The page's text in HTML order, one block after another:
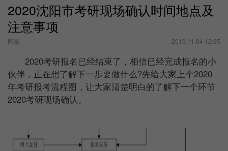
2020沈阳市考研现场确认时间地点及
注意事项
网络 2019.11.04 12:35
2020考研报名已经结束了，相信已经完成报名的小
伙伴，正在想了解下一步要做什么?先给大家上个2020
年考研报考流程图，让大家清楚明白的了解下一个环节
2020考研现场确认。